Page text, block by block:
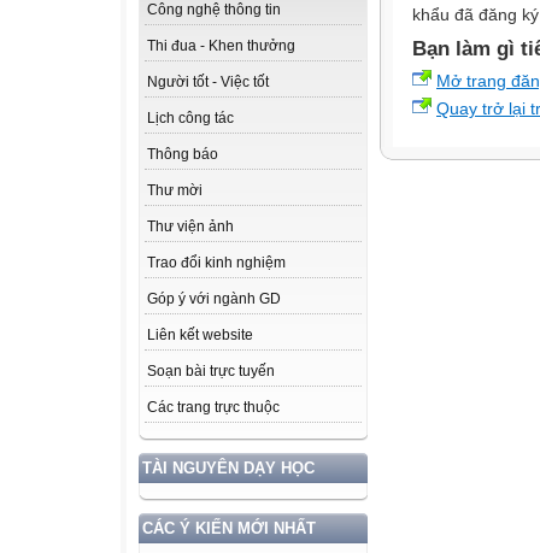
Công nghệ thông tin
Thi đua - Khen thưởng
Người tốt - Việc tốt
Lịch công tác
Thông báo
Thư mời
Thư viện ảnh
Trao đổi kinh nghiệm
Góp ý với ngành GD
Liên kết website
Soạn bài trực tuyến
Các trang trực thuộc
TÀI NGUYÊN DẠY HỌC
CÁC Ý KIẾN MỚI NHẤT
khẩu đã đăng
Bạn làm gì
Mở trang
Quay trở lại